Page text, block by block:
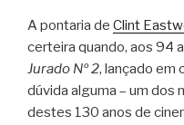
A pontaria de Clint
certeira quando, aos 94
Jurado Nº 2, lançado em
dúvida alguma – um dos
destes 130 anos de